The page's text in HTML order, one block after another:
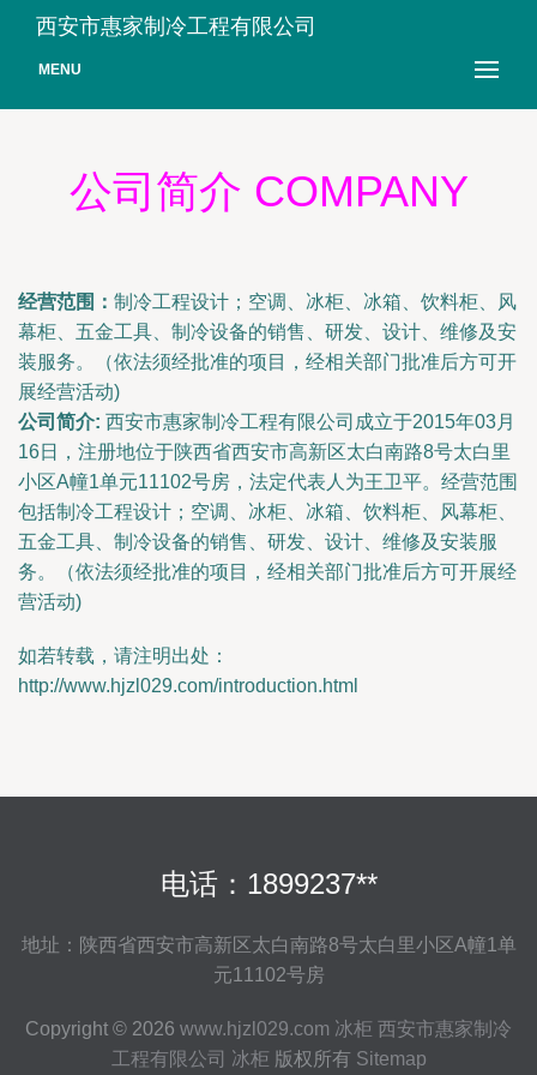
西安市惠家制冷工程有限公司
MENU
公司简介 COMPANY
经营范围： 制冷工程设计；空调、冰柜、冰箱、饮料柜、风
幕柜、五金工具、制冷设备的销售、研发、设计、维修及安
装服务。（依法须经批准的项目，经相关部门批准后方可开
展经营活动)
公司简介: 西安市惠家制冷工程有限公司成立于2015年03月
16日，注册地位于陕西省西安市高新区太白南路8号太白里
小区A幢1单元11102号房，法定代表人为王卫平。经营范围
包括制冷工程设计；空调、冰柜、冰箱、饮料柜、风幕柜、
五金工具、制冷设备的销售、研发、设计、维修及安装服
务。（依法须经批准的项目，经相关部门批准后方可开展经
营活动)
如若转载，请注明出处：
http://www.hjzl029.com/introduction.html
电话：1899237**
地址：陕西省西安市高新区太白南路8号太白里小区A幢1单
元11102号房
Copyright © 2026 www.hjzl029.com 冰柜 西安市惠家制冷
工程有限公司 冰柜 版权所有 Sitemap